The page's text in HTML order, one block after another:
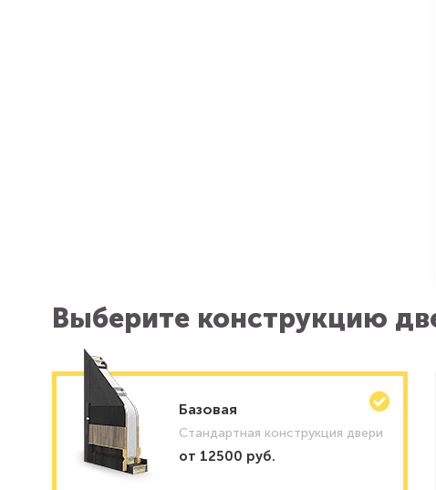
Выберите конструкцию
Базовая
Стандартная конструкция двери
от 12500 руб.